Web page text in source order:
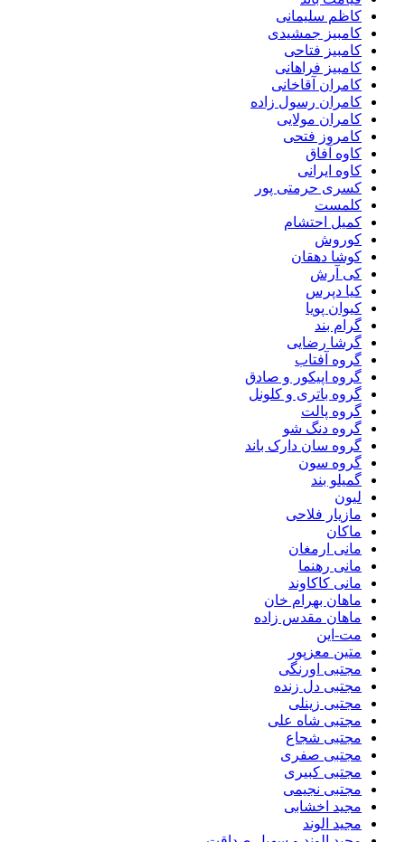
کاظم سلیمانی
کامبیز جمشیدی
کامبیز فتاحی
کامبیز فراهانی
کامران آقاخانی
کامران رسول زاده
کامران مولایی
کامروز فتحی
کاوه آفاق
کاوه ایرانی
کسری حرمتی پور
کلمست
کمیل احتشام
کوروش
کوشا دهقان
کی آرش
کیا دپرس
کیوان پویا
گرام بند
گرشا رضایی
گروه آفتاب
گروه اپیکور و صادق
گروه باتری و کلونل
گروه پالت
گروه دنگ شو
گروه سان دارک باند
گروه سون
گمیلو بند
لیون
مازیار فلاحی
ماکان
مانی ارمغان
مانی رهنما
مانی کاکاوند
ماهان بهرام خان
ماهان مقدس زاده
مت-این
متین معزپور
مجتبی اورنگی
مجتبی دل زنده
مجتبی زینلی
مجتبی شاه علی
مجتبی شجاع
مجتبی صفری
مجتبی کبیری
مجتبی نجیمی
مجید اخشابی
مجید الوند‎